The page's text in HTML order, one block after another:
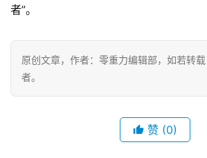
零
科
幻
征
者”。
原创文章，作者：零重力编辑部，如若转
者。
赞 (0)